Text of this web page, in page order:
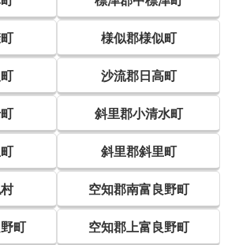
様似郡様似町
沙流郡日高町
斜里郡小清水町
斜里郡斜里町
空知郡南富良野町
町 空知郡上富良野町